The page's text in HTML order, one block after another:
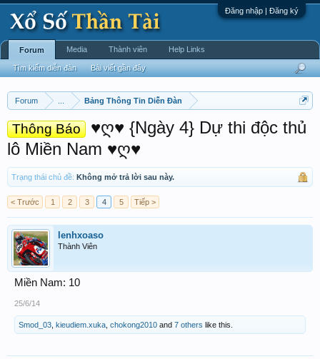
Đăng nhập | Đăng ký
Forum Bảng Thông Tin Diễn Đàn
Thông Báo
♥ღ♥ {Ngày 4} Dự thi độc thủ
lô Miền Nam ♥ღ♥
Trạng thái chủ đề: Không mở trả lời sau này.
< Trước 1 2 3 4 5 Tiếp >
lenhxoaso
Thành Viên
Miền Nam: 10
25/6/14
Smod_03 kieudiem.xuka chokong2010 and 7 others like this.
Forum
Tìm kiếm diễn đàn Bài viết gần đây
Media Thành viên Help Links